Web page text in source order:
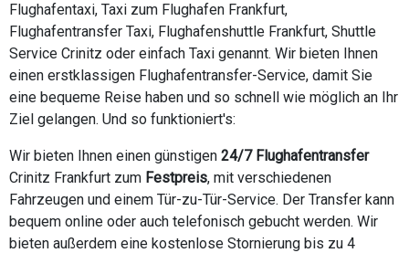
Flughafentaxi, Taxi zum Flughafen Frankfurt,
Flughafentransfer Taxi, Flughafenshuttle Frankfurt, Shuttle
Service Crinitz oder einfach Taxi genannt. Wir bieten Ihnen
einen erstklassigen Flughafentransfer-Service, damit Sie
eine bequeme Reise haben und so schnell wie möglich an Ihr
Ziel gelangen. Und so funktioniert's:
Wir bieten Ihnen einen günstigen 24/7 Flughafentransfer
Crinitz Frankfurt zum Festpreis, mit verschiedenen
Fahrzeugen und einem Tür-zu-Tür-Service. Der Transfer kann
bequem online oder auch telefonisch gebucht werden. Wir
bieten außerdem eine kostenlose Stornierung bis zu 4